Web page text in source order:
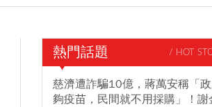
熱門話題 / HOT
慈濟遭詐騙10億，蔣萬安稱「
夠疫苗，民間就不用採購」！謝